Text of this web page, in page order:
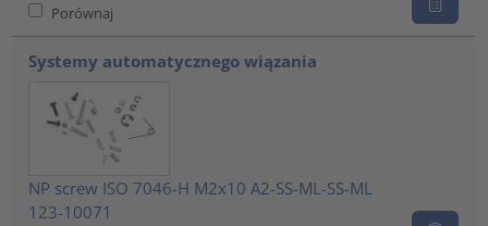
Porównaj
Systemy automatycznego wiązania
NP screw ISO 7046-H M2x10 A2-SS-ML-SS-ML
123-10071